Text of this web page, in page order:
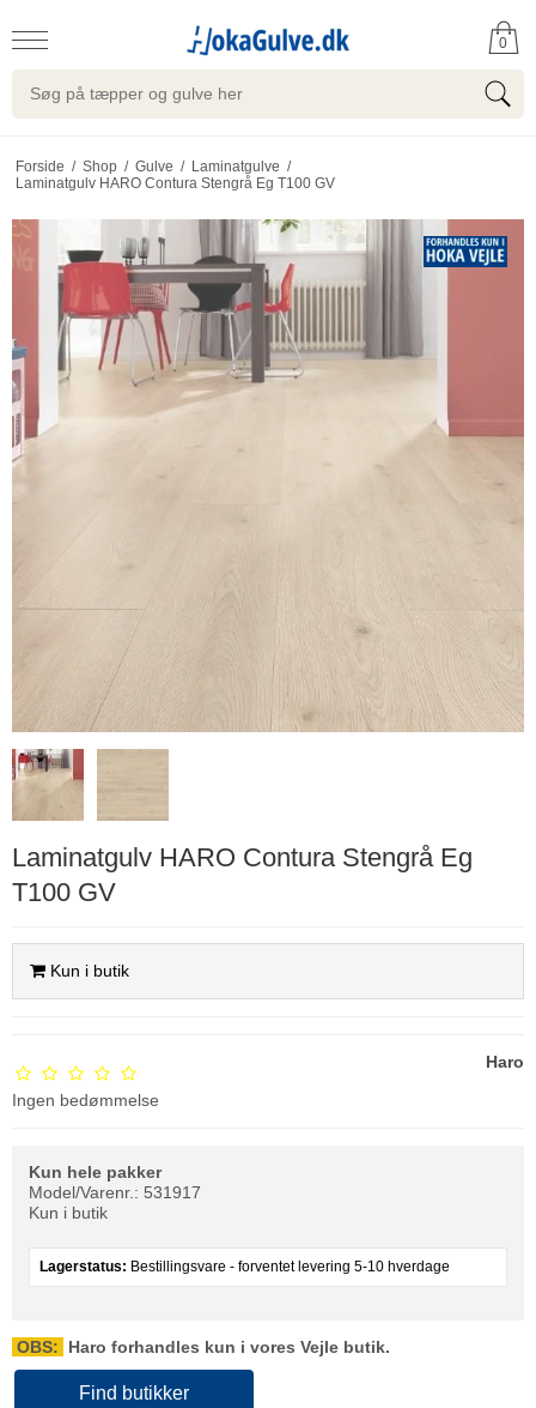
0
Forside / Shop / Gulve / Laminatgulve /
Laminatgulv HARO Contura Stengrå Eg T100 GV
Laminatgulv HARO Contura Stengrå Eg
T100 GV
Kun i butik
Ingen bedømmelse
Haro
Kun hele pakker
Model/Varenr.: 531917
Kun i butik
Lagerstatus: Bestillingsvare - forventet levering 5-10 hverdage
OBS: Haro forhandles kun i vores Vejle butik.
Find butikker